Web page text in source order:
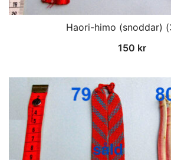
Haori-himo (snoddar)
150 kr